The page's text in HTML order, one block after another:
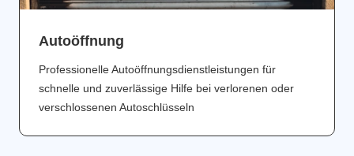
Аutoöffnung
Professionelle Autoöffnungsdienstleistungen für
schnelle und zuverlässige Hilfe bei verlorenen oder
verschlossenen Autoschlüsseln